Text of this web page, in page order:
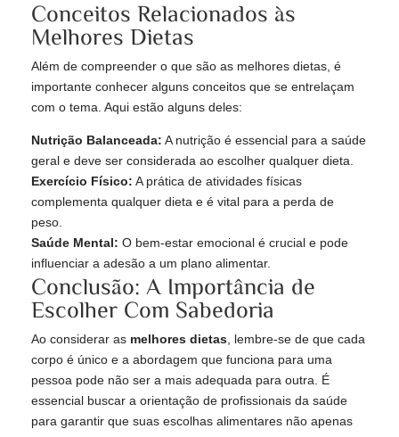
Conceitos Relacionados às
Melhores Dietas
Além de compreender o que são as melhores dietas, é
importante conhecer alguns conceitos que se entrelaçam
com o tema. Aqui estão alguns deles:
Nutrição Balanceada: A nutrição é essencial para a saúde
geral e deve ser considerada ao escolher qualquer dieta.
Exercício Físico: A prática de atividades físicas
complementa qualquer dieta e é vital para a perda de
peso.
Saúde Mental: O bem-estar emocional é crucial e pode
influenciar a adesão a um plano alimentar.
Conclusão: A Importância de
Escolher Com Sabedoria
Ao considerar as melhores dietas, lembre-se de que cada
corpo é único e a abordagem que funciona para uma
pessoa pode não ser a mais adequada para outra. É
essencial buscar a orientação de profissionais da saúde
para garantir que suas escolhas alimentares não apenas